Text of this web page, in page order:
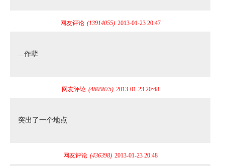
网友评论 (13914055) 2013-01-23 20:47
...作孽
网友评论 (4809875) 2013-01-23 20:48
突出了一个地点
网友评论 (436398) 2013-01-23 20:48